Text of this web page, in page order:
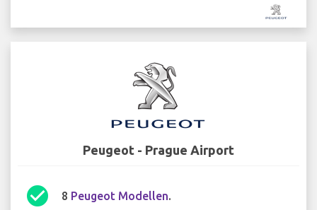
Peugeot - Prague Airport
check_circle 8 Peugeot Modellen.